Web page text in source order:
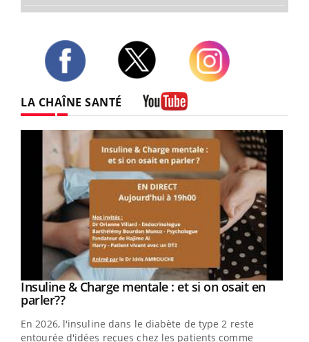
LA CHAÎNE SANTÉ
Youtube
Insuline & Charge mentale : et si on osait en
parler??Youtube
En 2026, l'insuline dans le diabète de type 2 reste
entourée d'idées reçues chez les patients comme